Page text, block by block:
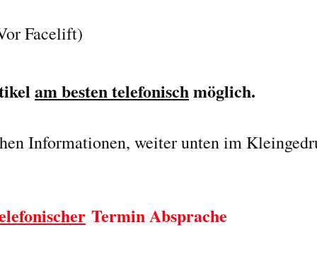
Facelift)
am besten telefonischmöglich.
Informationen, weiter unten im
Termin Absprache